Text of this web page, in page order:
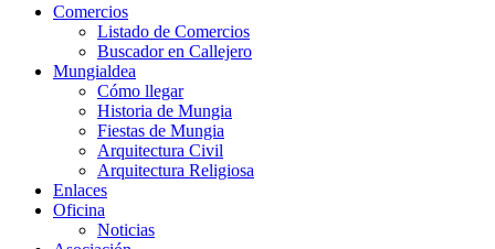
Comercios
Listado de Comercios
Buscador en Callejero
Mungialdea
Cómo llegar
Historia de Mungia
Fiestas de Mungia
Arquitectura Civil
Arquitectura Religiosa
Enlaces
Oficina
Noticias